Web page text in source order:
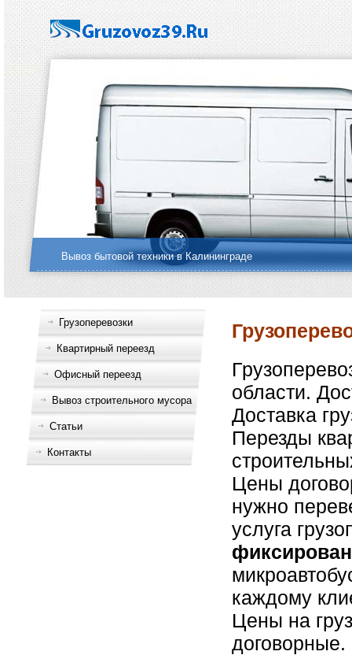
Вывоз бытовой техники в Калининграде
области.
Доставка
Перезды
Цены
нужно
услуга
каждому
Цены на
договорные.
Грузоперевозки
Квартирный переезд
Офисный переезд
Вывоз строительного мусора
Статьи
Контакты